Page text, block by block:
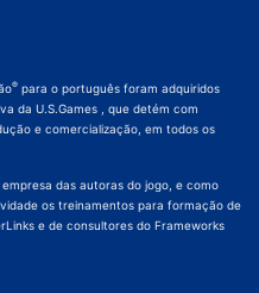
® para o português foram adquiridos
da U.S.Games , que detém com
e comercialização, em todos os
das autoras do jogo, e como
os treinamentos para formação de
e de consultores do Frameworks